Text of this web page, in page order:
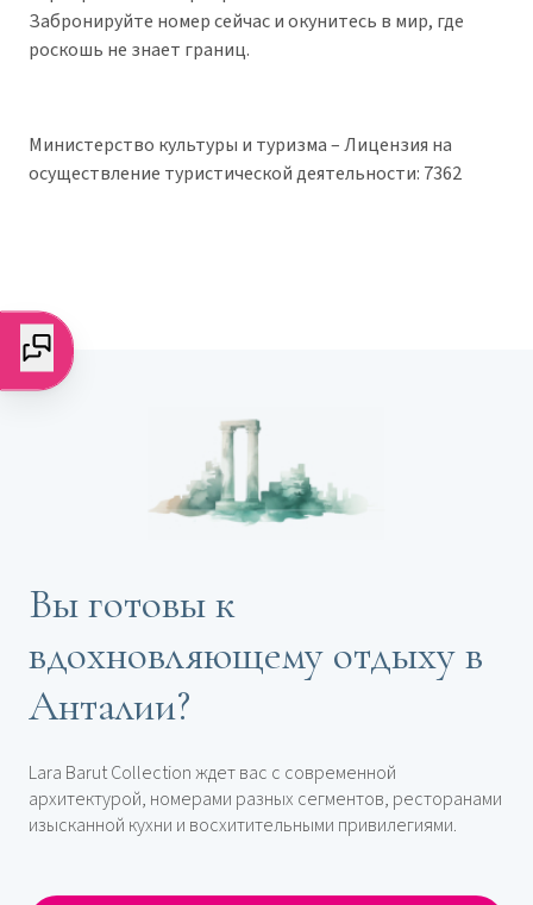
Забронируйте номер сейчас и окунитесь в мир, где
роскошь не знает границ.
Министерство культуры и туризма – Лицензия на
осуществление туристической деятельности: 7362
Вы готовы к
вдохновляющему отдыху в
Анталии?
Lara Barut Collection ждет вас с современной
архитектурой, номерами разных сегментов, ресторанами
изысканной кухни и восхитительными привилегиями.